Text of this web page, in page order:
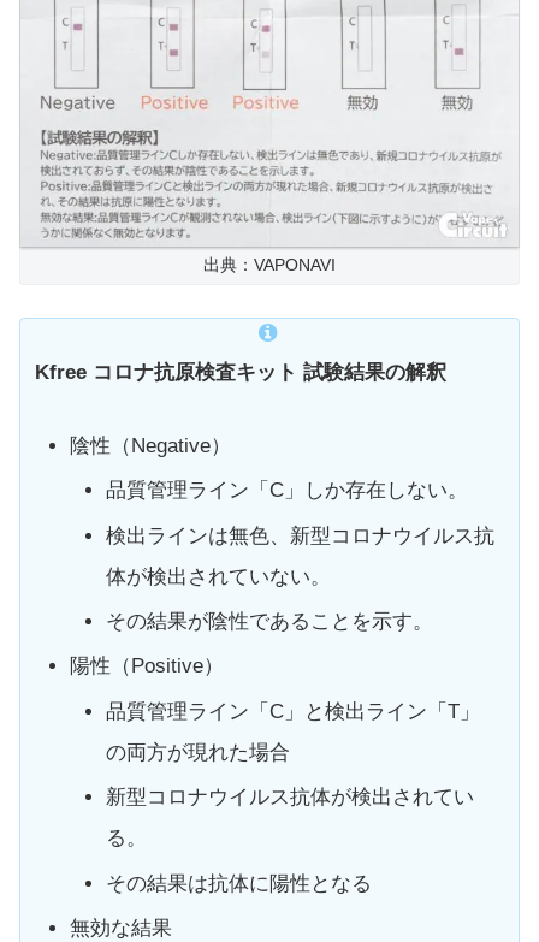
出典：VAPONAVI
Kfree コロナ抗原検査キット 試験結果の解釈
陰性（Negative）
品質管理ライン「C」しか存在しない。
検出ラインは無色、新型コロナウイルス抗
体が検出されていない。
その結果が陰性であることを示す。
陽性（Positive）
品質管理ライン「C」と検出ライン「T」
の両方が現れた場合
新型コロナウイルス抗体が検出されてい
る。
その結果は抗体に陽性となる
無効な結果